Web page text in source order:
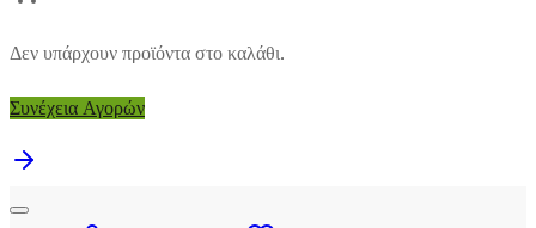
Δεν υπάρχουν προϊόντα στο καλάθι.
Συνέχεια Αγορών